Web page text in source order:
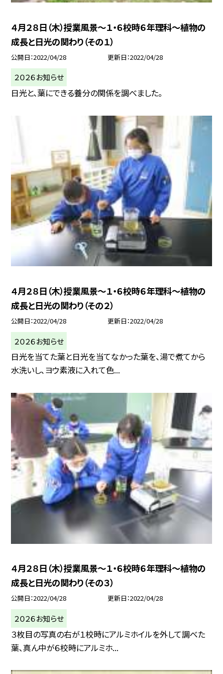
４月２８日（木）授業風景〜１・６校時６年理科〜植物の
成長と日光の関わり（その１）
公開日 2022/04/28 更新日 2022/04/28
２０２６お知らせ
日光と、葉にできる養分の関係を調べました。
４月２８日（木）授業風景〜１・６校時６年理科〜植物の
成長と日光の関わり（その２）
公開日 2022/04/28 更新日 2022/04/28
２０２６お知らせ
日光を当てた葉と日光を当てなかった葉を、湯で煮てから
水洗いし、ヨウ素液に入れて色...
４月２８日（木）授業風景〜１・６校時６年理科〜植物の
成長と日光の関わり（その３）
公開日 2022/04/28 更新日 2022/04/28
２０２６お知らせ
３枚目の写真の右が１校時にアルミホイルを外して調べた
葉、真ん中が６校時にアルミホ...